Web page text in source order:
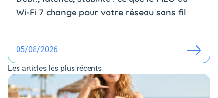
Wi-Fi 7 change pour votre réseau sans fil
05/08/2026
Les articles les plus récents